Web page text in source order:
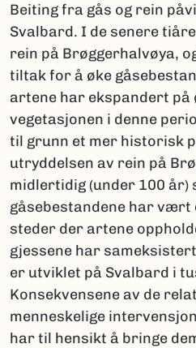
Beiting fra gås og rein
Svalbard. I de senere
rein på Brøggerhalvøya,
tiltak for å øke
artene har ekspandert på
vegetasjonen i denne
til grunn et mer historisk
utryddelsen av rein på
midlertidig (under 100 år)
gåsebestandene har
steder der artene
gjessene har
er utviklet på Svalbard i
Konsekvensene av de
menneskelige
har til hensikt å bringe